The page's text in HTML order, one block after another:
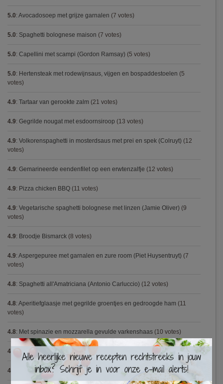
5.0: Avocadosoep met grijze garnalen (7 votes)
5.0: Spaghetti bolognese maison (7 votes)
5.0: Capellini met scampi (Gordon Ramsay) (5 votes)
5.0: Hertensteak met rodewijnsaus, vijgen en bospaddestoelen (5
votes)
4.9: Tartaar van gerookte zalm (21 votes)
4.9: Gegrilde nougat met esdoornsiroop (13 votes)
4.9: Volkorenspaghetti in mosterdsaus met prei en spek (Colruyt) (12
votes)
4.9: Gemarineerde eendenfilet op een erwtenzalfje (12 votes)
4.9: Pizza chicken BBQ (11 votes)
4.9: Vegetarische spaghetti bolognese met linzen (Jamie Oliver) (9
votes)
4.9: Broodje Bismarck (8 votes)
4.9: Aspergepuree met garnalen en zure room (Piet Huysentruyt) (7
votes)
4.8: Spaghetti all'Amatriciana (Antonio Carluccio) (12 votes)
4.8: Aperitiefglaasje met gegrilde groentjes en gedroogde ham (11
votes)
4.8: Met spinazie en mozzarella gevulde varkenshaas (10 votes)
4.8 Gegrilde pesto toastjes
4.8 Seafood chowder(6 votes)
×